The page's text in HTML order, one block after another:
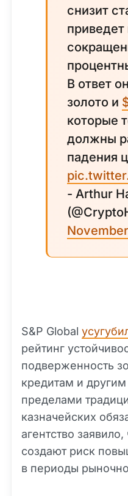
снизит
приведет
В ответ
золото и
которые
должны
падения
- Arthur
S&P Global
рейтинг
подверженность
кредитам и другим
пределами
казначейских
агентство заявило,
создают риск
в периоды